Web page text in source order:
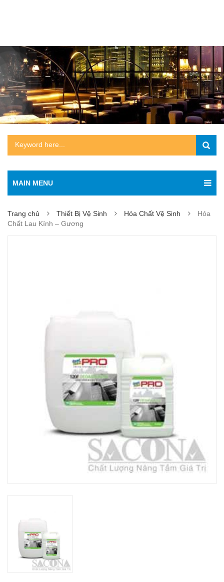
MAIN MENU
Trang chủ Thiết Bị Vệ Sinh Hóa Chất Vệ Sinh
Hóa
Chất Lau Kính – Gương